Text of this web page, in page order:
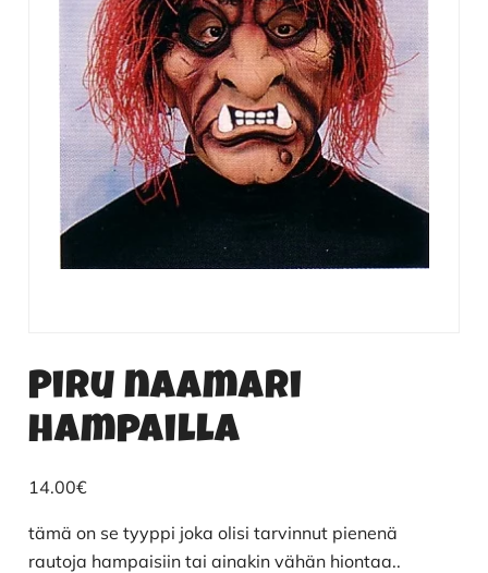
Piru naamari
hampailla
14.00€
tämä on se tyyppi joka olisi tarvinnut pienenä
rautoja hampaisiin tai ainakin vähän hiontaa..